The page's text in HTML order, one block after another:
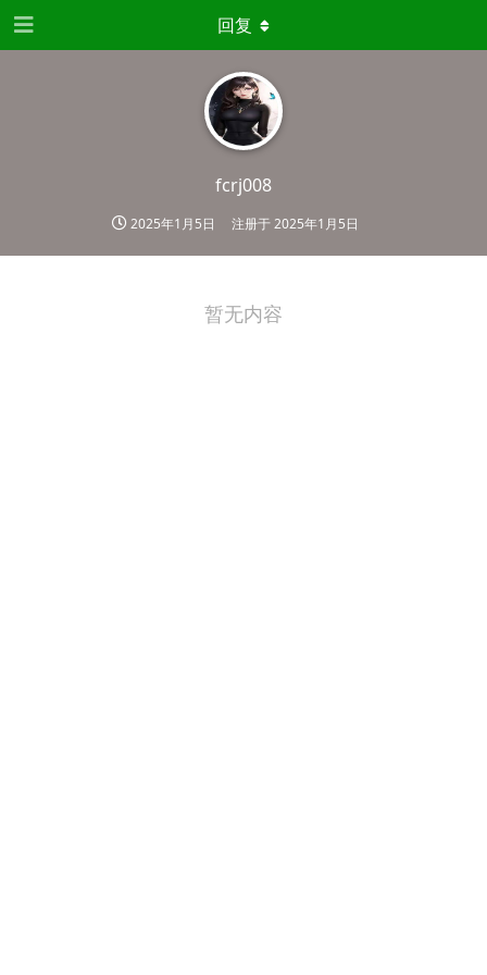
fcrj008
2025年1月5日 注册于2025年1月5日
回复
暂无内容